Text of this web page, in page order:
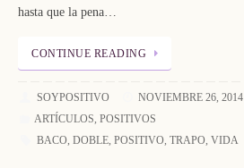
hasta que la pena…
CONTINUE READING
SOYPOSITIVO
NOVIEMBRE 26, 2014
ARTÍCULOS, POSITIVOS
BACO, DOBLE, POSITIVO, TRAPO, VIDA